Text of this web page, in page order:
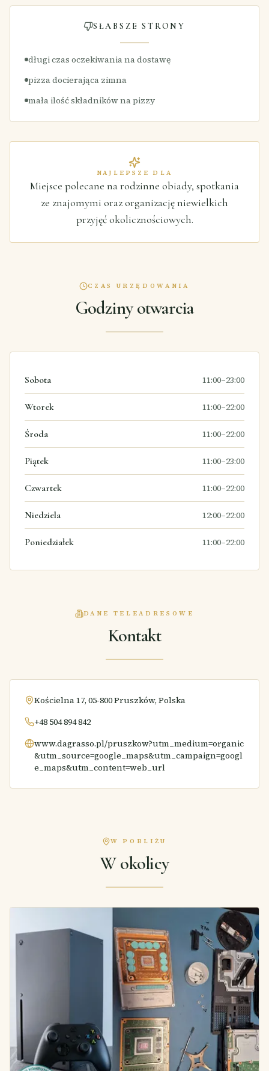
SŁABSZE STRONY
długi czas oczekiwania na dostawę
pizza docierająca zimna
mała ilość składników na pizzy
NAJLEPSZE DLA
Miejsce polecane na rodzinne obiady, spotkania
ze znajomymi oraz organizację niewielkich
przyjęć okolicznościowych.
CZAS URZĘDOWANIA
Godziny otwarcia
Sobota 11:00–23:00
Wtorek 11:00–22:00
Środa 11:00–22:00
Piątek 11:00–23:00
Czwartek 11:00–22:00
Niedziela 12:00–22:00
Poniedziałek 11:00–22:00
DANE TELEADRESOWE
Kontakt
Kościelna 17, 05-800 Pruszków, Polska
+48 504 894 842
www.dagrasso.pl/pruszkow?utm_medium=organic
&utm_source=google_maps&utm_campaign=googl
e_maps&utm_content=web_url
W POBLIŻU
W okolicy